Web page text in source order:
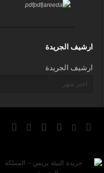
ارشيف الجريدة
ارشيف الجريدة